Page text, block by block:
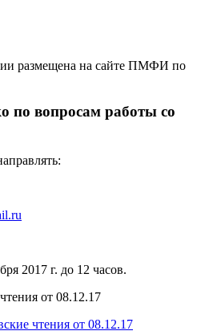
размещена на сайте ПМФИ по
по вопросам работы со
2017 г. до 12 часов.
от 08.12.17
чтения от 08.12.17